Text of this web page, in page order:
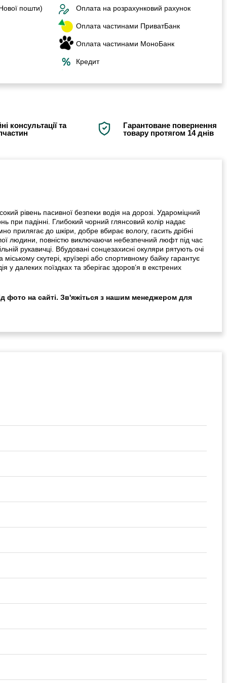
пошти) Оплата на розрахунковий рахунок
Оплата частинами ПриватБанк
Оплата частинами МоноБанк
Кредит
консультації та
Гарантоване повернення
товару протягом 14 днів
рівень пасивної безпеки водія на дорозі. Удароміцний
при падінні. Глибокий чорний глянсовий колір надає
прилягає до шкіри, добре вбирає вологу, гасить дрібні
людини, повністю виключаючи небезпечний люфт під час
рукавичці. Вбудовані сонцезахисні окуляри рятують очі
скутері, круїзері або спортивному байку гарантує
далеких поїздках та зберігає здоров’я в екстрених
фото на сайті. Зв'яжіться з нашим менеджером для